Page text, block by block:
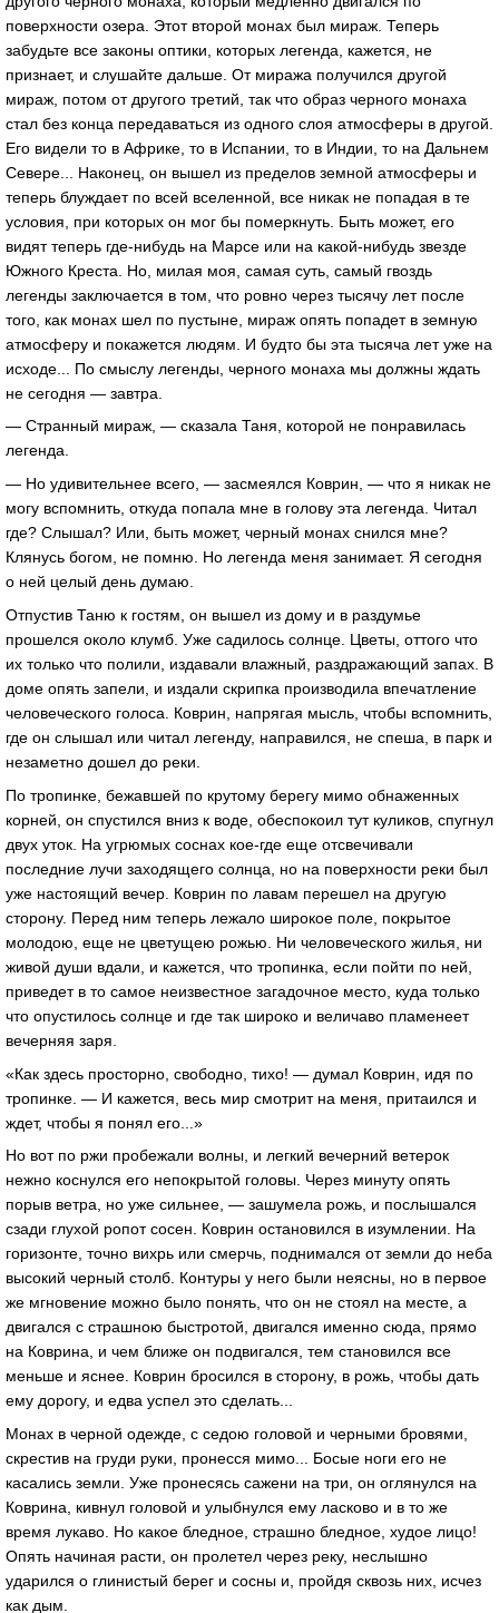
поверхности озера. Этот второй монах был мираж. Теперь
забудьте все законы оптики, которых легенда, кажется, не
признает, и слушайте дальше. От миража получился другой
мираж, потом от другого третий, так что образ черного монаха
стал без конца передаваться из одного слоя атмосферы в другой.
Его видели то в Африке, то в Испании, то в Индии, то на Дальнем
Севере... Наконец, он вышел из пределов земной атмосферы и
теперь блуждает по всей вселенной, все никак не попадая в те
условия, при которых он мог бы померкнуть. Быть может, его
видят теперь где-нибудь на Марсе или на какой-нибудь звезде
Южного Креста. Но, милая моя, самая суть, самый гвоздь
легенды заключается в том, что ровно через тысячу лет после
того, как монах шел по пустыне, мираж опять попадет в земную
атмосферу и покажется людям. И будто бы эта тысяча лет уже на
исходе... По смыслу легенды, черного монаха мы должны ждать
не сегодня — завтра.
— Странный мираж, — сказала Таня, которой не понравилась
легенда.
— Но удивительнее всего, — засмеялся Коврин, — что я никак не
могу вспомнить, откуда попала мне в голову эта легенда. Читал
где? Слышал? Или, быть может, черный монах снился мне?
Клянусь богом, не помню. Но легенда меня занимает. Я сегодня
о ней целый день думаю.
Отпустив Таню к гостям, он вышел из дому и в раздумье
прошелся около клумб. Уже садилось солнце. Цветы, оттого что
их только что полили, издавали влажный, раздражающий запах. В
доме опять запели, и издали скрипка производила впечатление
человеческого голоса. Коврин, напрягая мысль, чтобы вспомнить,
где он слышал или читал легенду, направился, не спеша, в парк и
незаметно дошел до реки.
По тропинке, бежавшей по крутому берегу мимо обнаженных
корней, он спустился вниз к воде, обеспокоил тут куликов, спугнул
двух уток. На угрюмых соснах кое-где еще отсвечивали
последние лучи заходящего солнца, но на поверхности реки был
уже настоящий вечер. Коврин по лавам перешел на другую
сторону. Перед ним теперь лежало широкое поле, покрытое
молодою, еще не цветущею рожью. Ни человеческого жилья, ни
живой души вдали, и кажется, что тропинка, если пойти по ней,
приведет в то самое неизвестное загадочное место, куда только
что опустилось солнце и где так широко и величаво пламенеет
вечерняя заря.
«Как здесь просторно, свободно, тихо! — думал Коврин, идя по
тропинке. — И кажется, весь мир смотрит на меня, притаился и
ждет, чтобы я понял его...»
Но вот по ржи пробежали волны, и легкий вечерний ветерок
нежно коснулся его непокрытой головы. Через минуту опять
порыв ветра, но уже сильнее, — зашумела рожь, и послышался
сзади глухой ропот сосен. Коврин остановился в изумлении. На
горизонте, точно вихрь или смерчь, поднимался от земли до неба
высокий черный столб. Контуры у него были неясны, но в первое
же мгновение можно было понять, что он не стоял на месте, а
двигался с страшною быстротой, двигался именно сюда, прямо
на Коврина, и чем ближе он подвигался, тем становился все
меньше и яснее. Коврин бросился в сторону, в рожь, чтобы дать
ему дорогу, и едва успел это сделать...
Монах в черной одежде, с седою головой и черными бровями,
скрестив на груди руки, пронесся мимо... Босые ноги его не
касались земли. Уже пронесясь сажени на три, он оглянулся на
Коврина, кивнул головой и улыбнулся ему ласково и в то же
время лукаво. Но какое бледное, страшно бледное, худое лицо!
Опять начиная расти, он пролетел через реку, неслышно
ударился о глинистый берег и сосны и, пройдя сквозь них, исчез
как дым.